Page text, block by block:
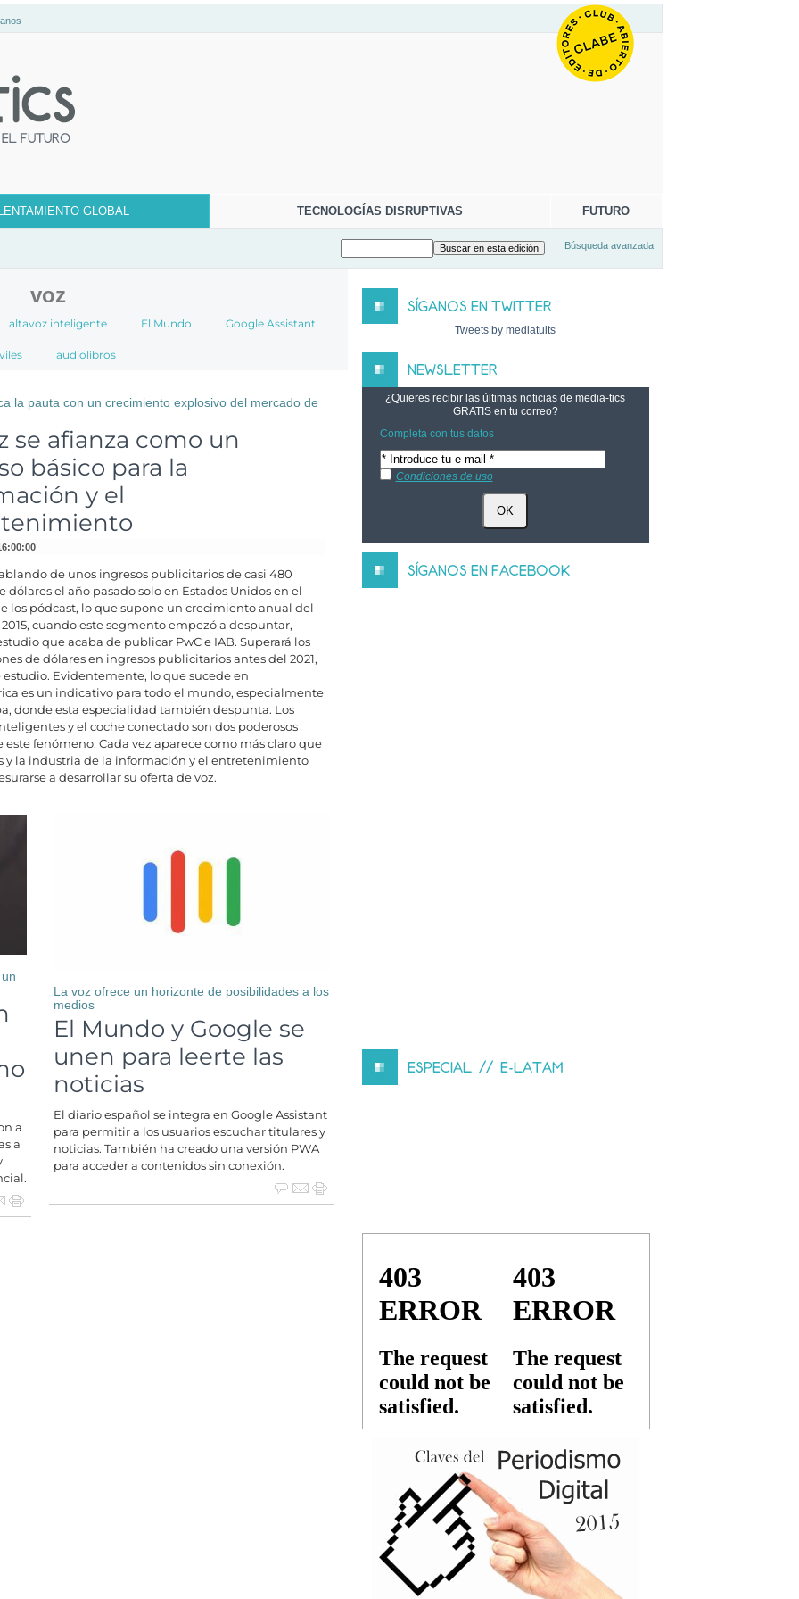
GLOBAL TECNOLOGÍAS DISRUPTIVAS FUTURO
Búsqueda avanzada
voz
altavoz inteligente El Mundo Google Assistant
audiolibros
la pauta con un crecimiento explosivo del mercado de
se afianza como un
básico para la
y el
de unos ingresos publicitarios de casi 480
dólares el año pasado solo en Estados Unidos en el
los pódcast, lo que supone un crecimiento anual del
2015, cuando este segmento empezó a despuntar,
que acaba de publicar PwC e IAB. Superará los
de dólares en ingresos publicitarios antes del 2021,
estudio. Evidentemente, lo que sucede en
es un indicativo para todo el mundo, especialmente
donde esta especialidad también despunta. Los
y el coche conectado son dos poderosos
este fenómeno. Cada vez aparece como más claro que
y la industria de la información y el entretenimiento
a desarrollar su oferta de voz.
a
a
La voz ofrece un horizonte de posibilidades a los
medios
El Mundo y Google se
unen para leerte las
noticias
El diario español se integra en Google Assistant
para permitir a los usuarios escuchar titulares y
noticias. También ha creado una versión PWA
para acceder a contenidos sin conexión.
Tweets by mediatuits
¿Quieres recibir las últimas noticias de media-tics
GRATISen tu correo?
Completa con tus datos
Condiciones de uso